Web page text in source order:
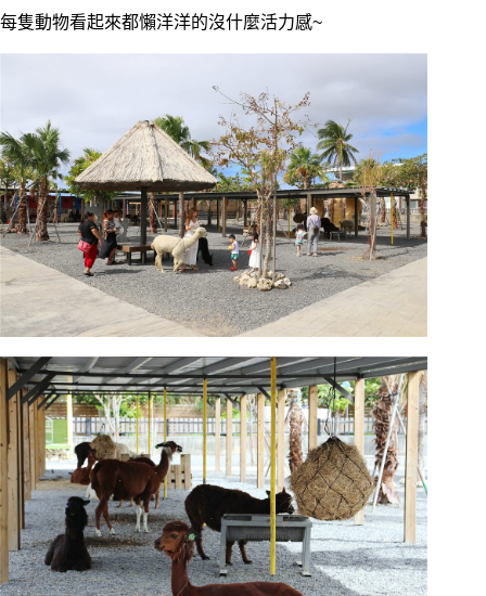
每隻動物看起來都懶洋洋的沒什麼活力感~